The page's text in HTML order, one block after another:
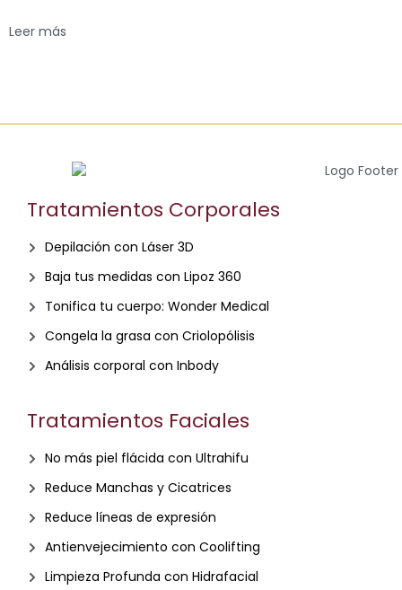
Leer más
Tratamientos Corporales
Depilación con Láser 3D
Baja tus medidas con Lipoz 360
Tonifica tu cuerpo: Wonder Medical
Congela la grasa con Criolopólisis
Análisis corporal con Inbody
Tratamientos Faciales
No más piel flácida con Ultrahifu
Reduce Manchas y Cicatrices
Reduce líneas de expresión
Antienvejecimiento con Coolifting
Limpieza Profunda con Hidrafacial